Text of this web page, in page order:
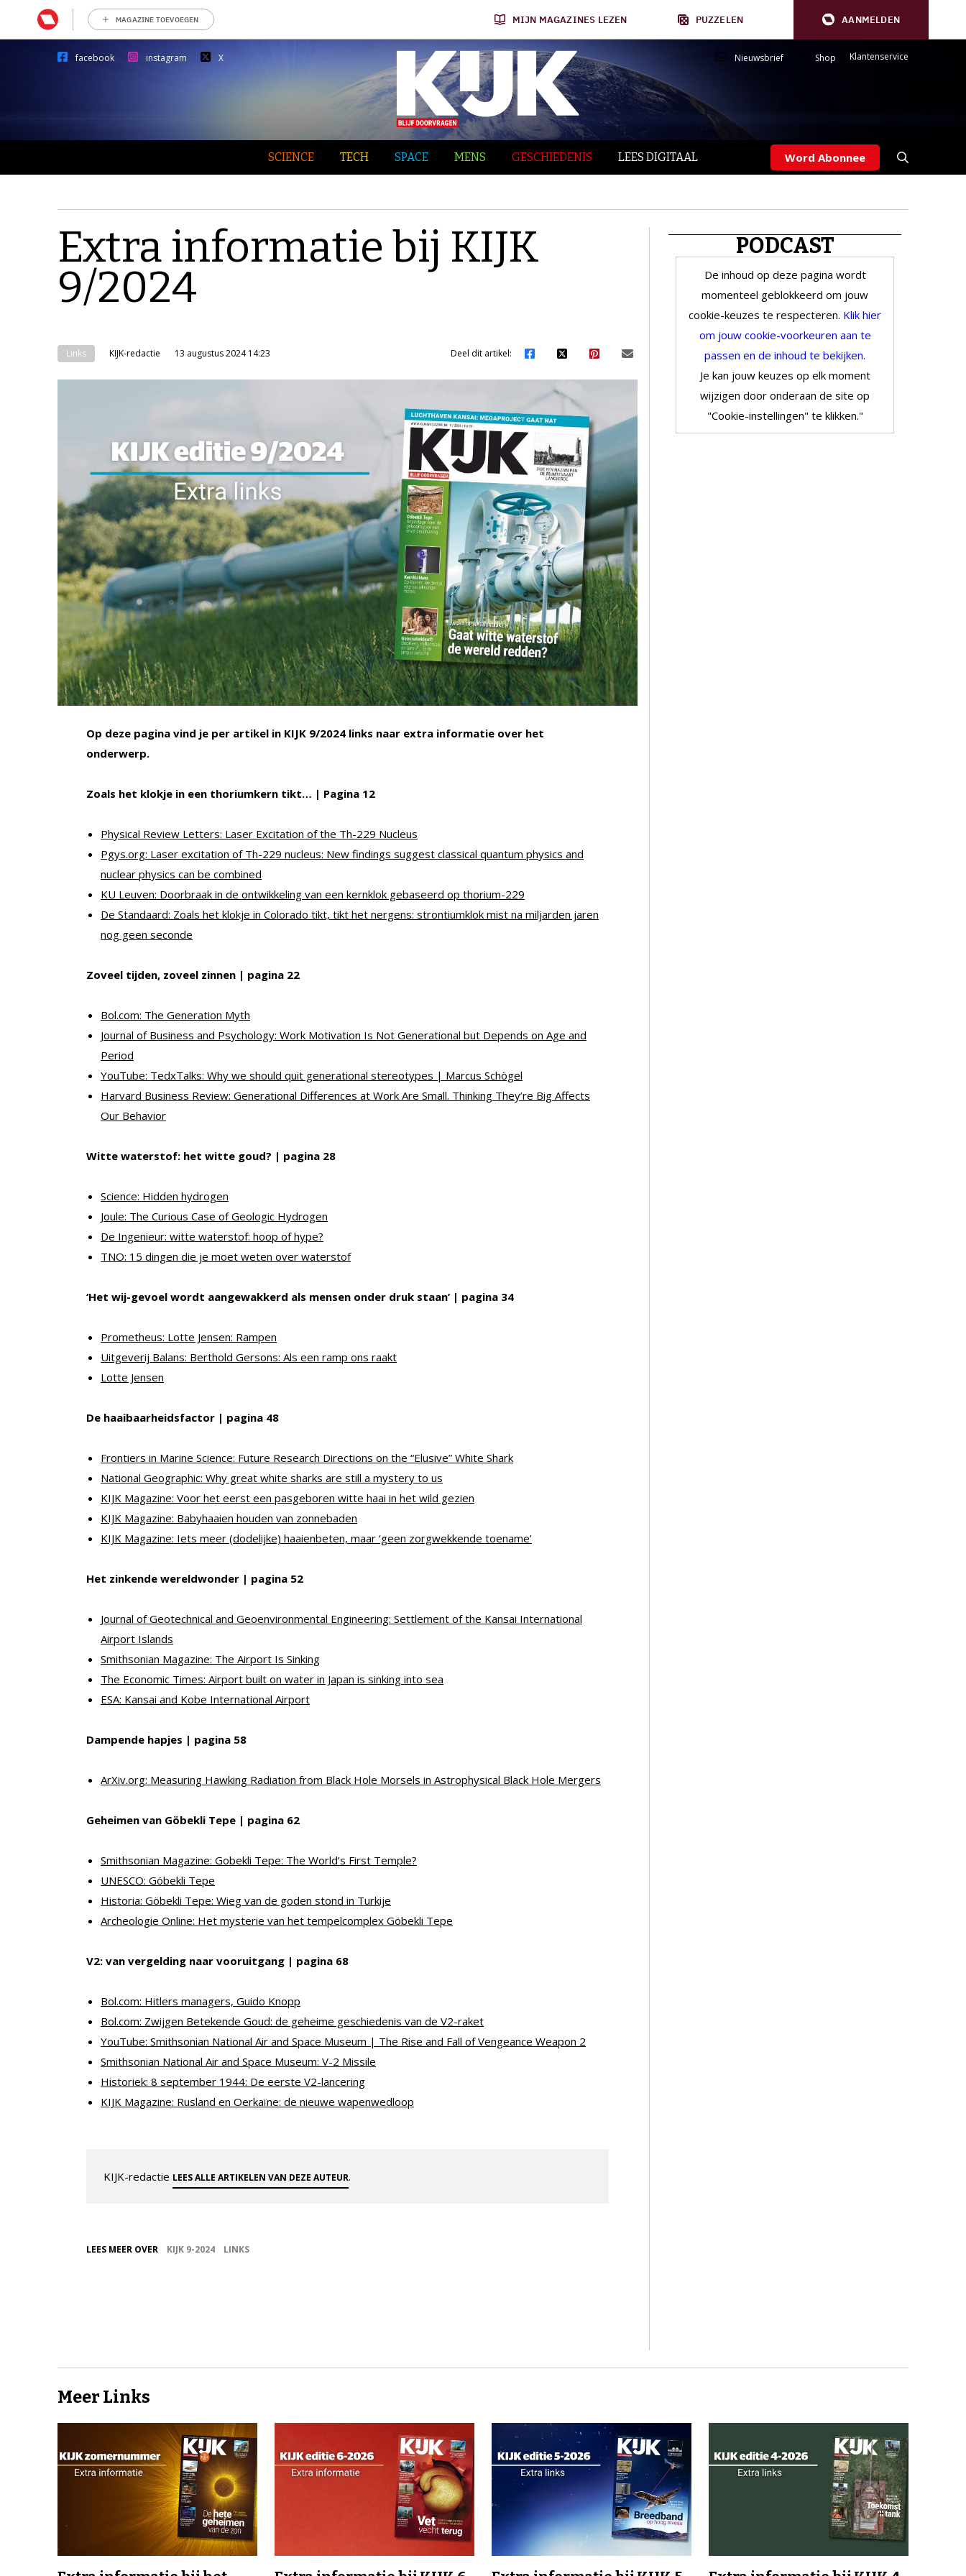
MAGAZINE TOEVOEGEN MIJN MAGAZINES LEZEN PUZZELEN AANMELDEN
facebook instagram X Nieuwsbrief Shop Klantenservice
SCIENCE TECH SPACE MENS GESCHIEDENIS LEES DIGITAAL Word Abonnee
Extra informatie bij KIJK
9/2024
Links KIJK-redactie 13 augustus 2024 14:23 Deel dit artikel:
Op deze pagina vind je per artikel in KIJK 9/2024 links naar extra informatie over het
onderwerp.
Zoals het klokje in een thoriumkern tikt… | Pagina 12
Physical Review Letters: Laser Excitation of the Th-229 Nucleus
Pgys.org: Laser excitation of Th-229 nucleus: New findings suggest classical quantum physics and
nuclear physics can be combined
KU Leuven: Doorbraak in de ontwikkeling van een kernklok gebaseerd op thorium-229
De Standaard: Zoals het klokje in Colorado tikt, tikt het nergens: strontiumklok mist na miljarden jaren
nog geen seconde
Zoveel tijden, zoveel zinnen | pagina 22
Bol.com: The Generation Myth
Journal of Business and Psychology: Work Motivation Is Not Generational but Depends on Age and
Period
YouTube: TedxTalks: Why we should quit generational stereotypes | Marcus Schögel
Harvard Business Review: Generational Differences at Work Are Small. Thinking They’re Big Affects
Our Behavior
Witte waterstof: het witte goud? | pagina 28
Science: Hidden hydrogen
Joule: The Curious Case of Geologic Hydrogen
De Ingenieur: witte waterstof: hoop of hype?
TNO: 15 dingen die je moet weten over waterstof
‘Het wij-gevoel wordt aangewakkerd als mensen onder druk staan’ | pagina 34
Prometheus: Lotte Jensen: Rampen
Uitgeverij Balans: Berthold Gersons: Als een ramp ons raakt
Lotte Jensen
De haaibaarheidsfactor | pagina 48
Frontiers in Marine Science: Future Research Directions on the “Elusive” White Shark
National Geographic: Why great white sharks are still a mystery to us
KIJK Magazine: Voor het eerst een pasgeboren witte haai in het wild gezien
KIJK Magazine: Babyhaaien houden van zonnebaden
KIJK Magazine: Iets meer (dodelijke) haaienbeten, maar ‘geen zorgwekkende toename’
Het zinkende wereldwonder | pagina 52
Journal of Geotechnical and Geoenvironmental Engineering: Settlement of the Kansai International
Airport Islands
Smithsonian Magazine: The Airport Is Sinking
The Economic Times: Airport built on water in Japan is sinking into sea
ESA: Kansai and Kobe International Airport
Dampende hapjes | pagina 58
ArXiv.org: Measuring Hawking Radiation from Black Hole Morsels in Astrophysical Black Hole Mergers
Geheimen van Göbekli Tepe | pagina 62
Smithsonian Magazine: Gobekli Tepe: The World’s First Temple?
UNESCO: Göbekli Tepe
Historia: Göbekli Tepe: Wieg van de goden stond in Turkije
Archeologie Online: Het mysterie van het tempelcomplex Göbekli Tepe
V2: van vergelding naar vooruitgang | pagina 68
Bol.com: Hitlers managers, Guido Knopp
Bol.com: Zwijgen Betekende Goud: de geheime geschiedenis van de V2-raket
YouTube: Smithsonian National Air and Space Museum | The Rise and Fall of Vengeance Weapon 2
Smithsonian National Air and Space Museum: V-2 Missile
Historiek: 8 september 1944: De eerste V2-lancering
KIJK Magazine: Rusland en Oerkaïne: de nieuwe wapenwedloop
KIJK-redactie LEES ALLE ARTIKELEN VAN DEZE AUTEUR.
LEES MEER OVER KIJK 9-2024 LINKS
PODCAST
De inhoud op deze pagina wordt
momenteel geblokkeerd om jouw
cookie-keuzes te respecteren. Klik hier
om jouw cookie-voorkeuren aan te
passen en de inhoud te bekijken.
Je kan jouw keuzes op elk moment
wijzigen door onderaan de site op
"Cookie-instellingen" te klikken."
Meer Links